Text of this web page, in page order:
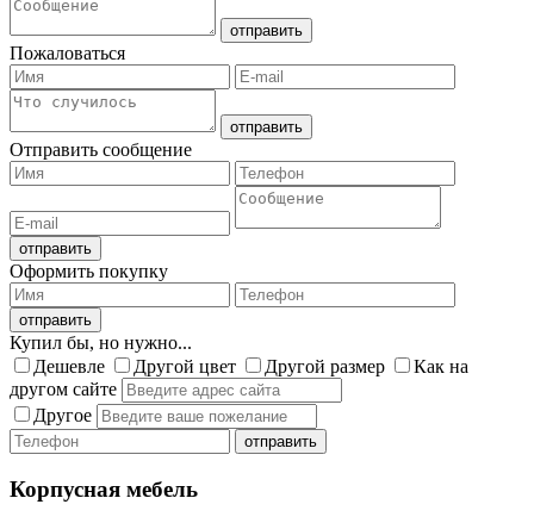
Пожаловаться
Отправить сообщение
Оформить покупку
Купил бы, но нужно...
Дешевле
Другой цвет Другой размер
Как на
другом сайте
Другое
Корпусная мебель